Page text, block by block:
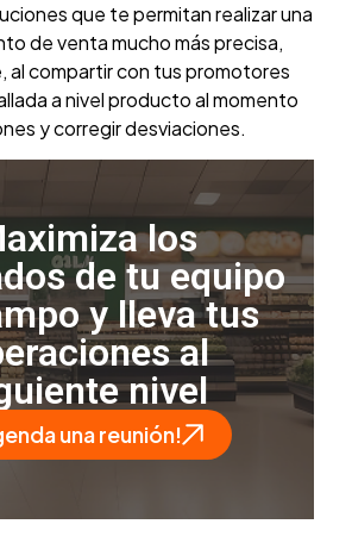
que te permitan realizar una
de venta mucho más precisa,
al compartir con tus promotores
a nivel producto al momento
y corregir desviaciones.
los
de tu equipo
y lleva tus
al
nivel
una reunión!